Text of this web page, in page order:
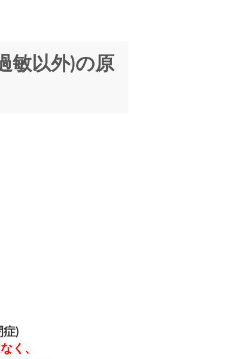
敏以外)の原
症)
く、